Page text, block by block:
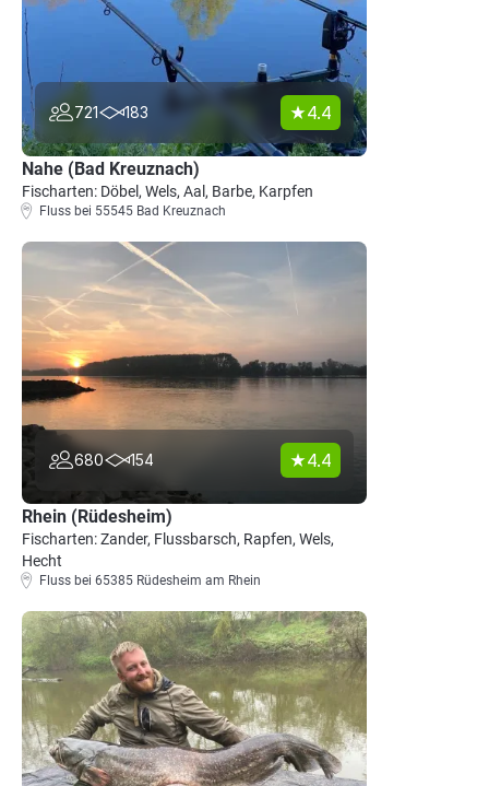
721 183 4.4
Nahe (Bad Kreuznach)
Fischarten: Döbel, Wels, Aal, Barbe, Karpfen
Fluss bei 55545 Bad Kreuznach
680 154 4.4
Rhein (Rüdesheim)
Fischarten: Zander, Flussbarsch, Rapfen, Wels,
Hecht
Fluss bei 65385 Rüdesheim am Rhein